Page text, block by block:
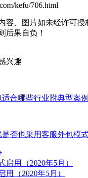
kefu/706.html
容、图片如未经许可
后果自负！
兴趣
合哪些行业附典型案例
否也采用客服外包模
（2020年5月）